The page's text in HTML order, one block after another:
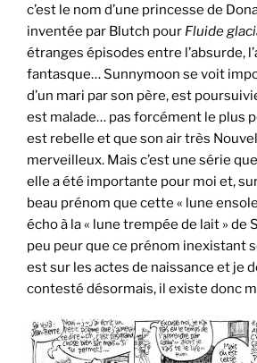
c’est le nom d’une princesse de
inventée par Blutch pour Fluide
étranges épisodes entre l’absurde,
fantasque… Sunnymoon se voit
d’un mari par son père, est
est malade… pas forcément le plus
est rebelle et que son air très
merveilleux. Mais c’est une série
elle a été importante pour moi et,
beau prénom que cette « lune
écho à la « lune trempée de lait » de
peu peur que ce prénom inexistant
est sur les actes de naissance et je
contesté désormais, il existe donc